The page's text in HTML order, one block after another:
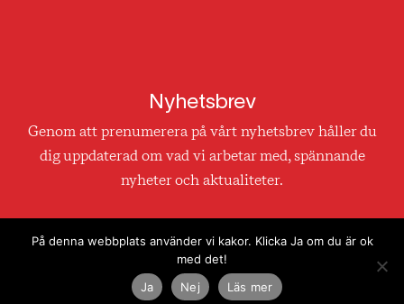
Nyhetsbrev
Genom att prenumerera på vårt nyhetsbrev håller du
dig uppdaterad om vad vi arbetar med, spännande
nyheter och aktualiteter.
Genom att klicka på skicka godkänner du att vi använder
din e-mail till utskick. Läs mer i vår integritetspolicy.
På denna webbplats använder vi kakor. Klicka Ja om du är ok
med det!
Ja
Nej Läs mer